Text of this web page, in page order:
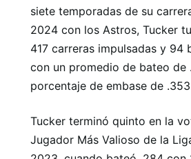
siete temporadas de su
2024 con los Astros, Tucker
417 carreras impulsadas y 94
con un promedio de bateo de
porcentaje de embase de
Tucker terminó quinto en la
Jugador Más Valioso de la